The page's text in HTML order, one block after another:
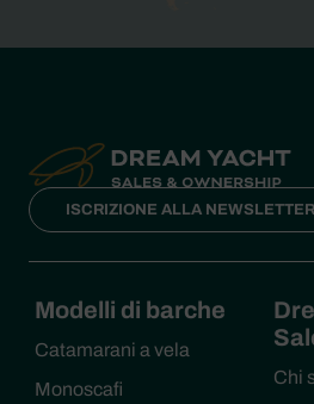
ISCRIZIONE ALLA NEWSLETTER
Modelli di barche
Catamarani a vela
Monoscafi
Chi